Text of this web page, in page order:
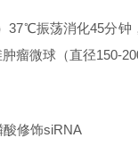
振荡消化45分钟
瘤微球（直径150-
酸修饰siRNA